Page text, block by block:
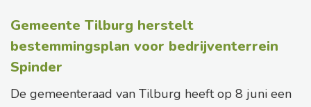
Gemeente Tilburg herstelt
bestemmingsplan voor bedrijventerrein
Spinder
De gemeenteraad van Tilburg heeft op 8 juni een